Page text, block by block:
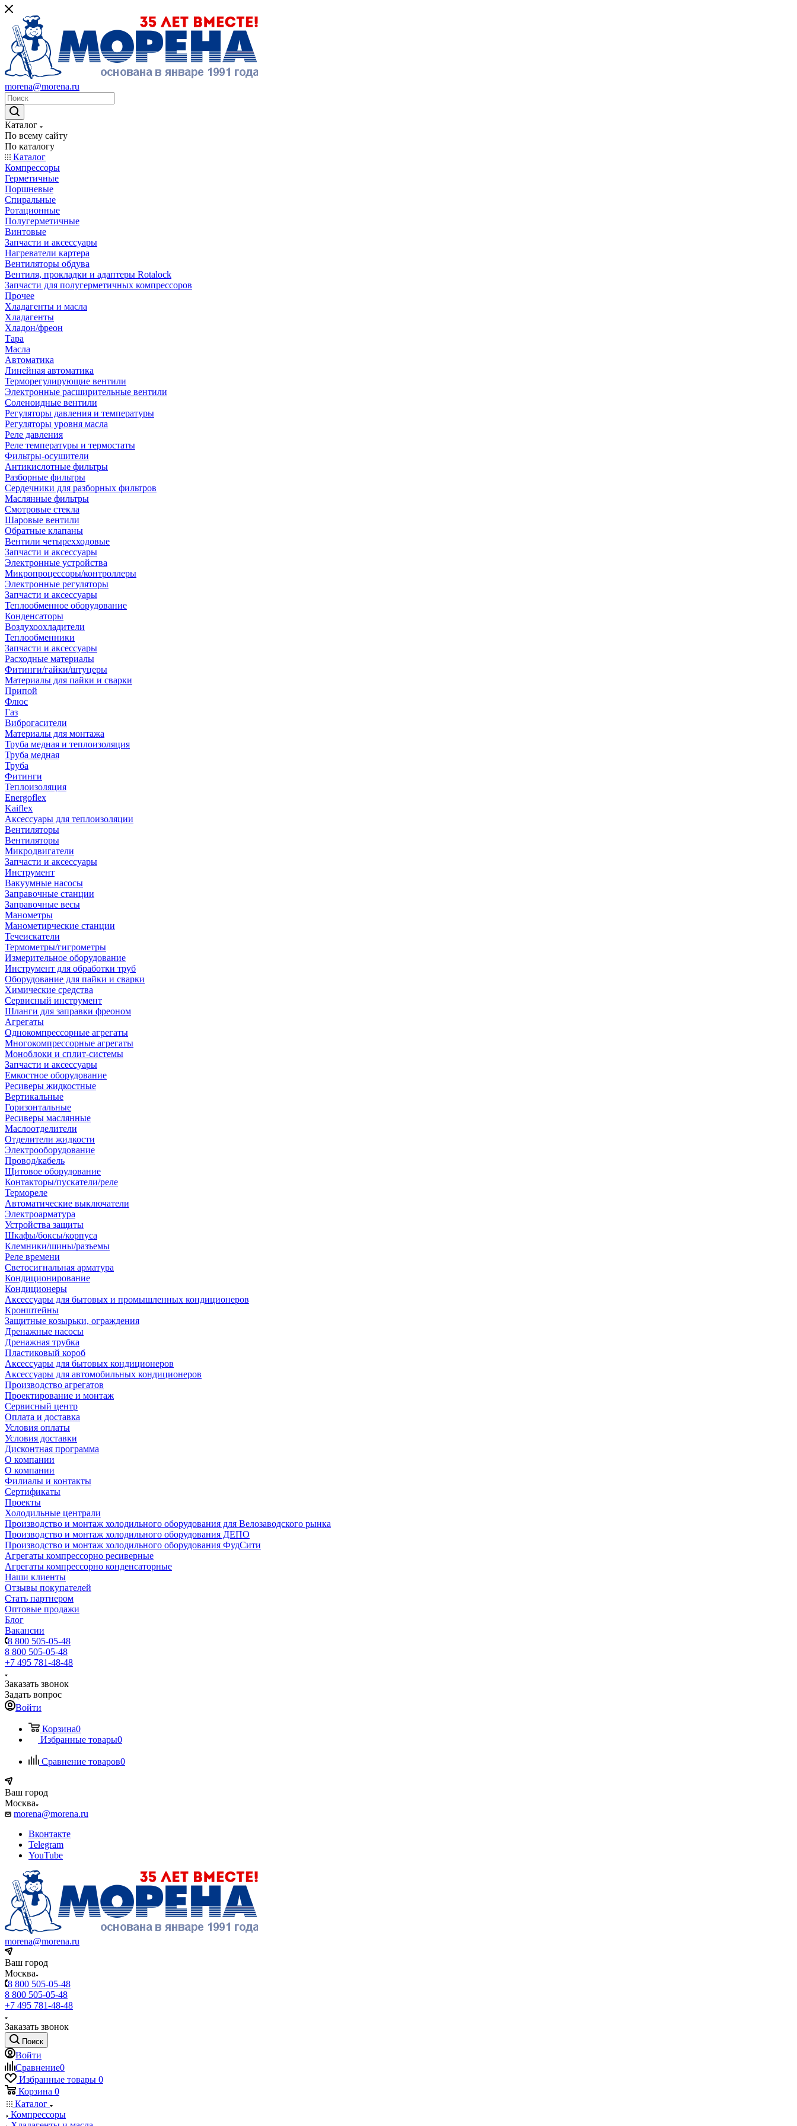
morena@morena.ru
Каталог
По всему сайту
По каталогу
Каталог
Компрессоры
Герметичные
Поршневые
Спиральные
Ротационные
Полугерметичные
Винтовые
Запчасти и аксессуары
Нагреватели картера
Вентиляторы обдува
Вентиля, прокладки и адаптеры Rotalock
Запчасти для полугерметичных компрессоров
Прочее
Хладагенты и масла
Хладагенты
Хладон/фреон
Тара
Масла
Автоматика
Линейная автоматика
Терморегулирующие вентили
Электронные расширительные вентили
Соленоидные вентили
Регуляторы давления и температуры
Регуляторы уровня масла
Реле давления
Реле температуры и термостаты
Фильтры-осушители
Антикислотные фильтры
Разборные фильтры
Сердечники для разборных фильтров
Маслянные фильтры
Смотровые стекла
Шаровые вентили
Обратные клапаны
Вентили четырехходовые
Запчасти и аксессуары
Электронные устройства
Микропроцессоры/контроллеры
Электронные регуляторы
Запчасти и аксессуары
Теплообменное оборудование
Конденсаторы
Воздухоохладители
Теплообменники
Запчасти и аксессуары
Расходные материалы
Фитинги/гайки/штуцеры
Материалы для пайки и сварки
Припой
Флюс
Газ
Виброгасители
Материалы для монтажа
Труба медная и теплоизоляция
Труба медная
Труба
Фитинги
Теплоизоляция
Energoflex
Kaiflex
Аксессуары для теплоизоляции
Вентиляторы
Вентиляторы
Микродвигатели
Запчасти и аксессуары
Инструмент
Вакуумные насосы
Заправочные станции
Заправочные весы
Манометры
Манометирческие станции
Течеискатели
Термометры/гигрометры
Измерительное оборудование
Инструмент для обработки труб
Оборудование для пайки и сварки
Химические средства
Сервисный инструмент
Шланги для заправки фреоном
Агрегаты
Однокомпрессорные агрегаты
Многокомпрессорные агрегаты
Моноблоки и сплит-системы
Запчасти и аксессуары
Емкостное оборудование
Ресиверы жидкостные
Вертикальные
Горизонтальные
Ресиверы маслянные
Маслоотделители
Отделители жидкости
Электрооборудование
Провод/кабель
Щитовое оборудование
Контакторы/пускатели/реле
Термореле
Автоматические выключатели
Электроарматура
Устройства защиты
Шкафы/боксы/корпуса
Клемники/шины/разъемы
Реле времени
Светосигнальная арматура
Кондиционирование
Кондиционеры
Аксессуары для бытовых и промышленных кондиционеров
Кронштейны
Защитные козырьки, ограждения
Дренажные насосы
Дренажная трубка
Пластиковый короб
Аксессуары для бытовых кондиционеров
Аксессуары для автомобильных кондиционеров
Производство агрегатов
Проектирование и монтаж
Сервисный центр
Оплата и доставка
Условия оплаты
Условия доставки
Дисконтная программа
О компании
О компании
Филиалы и контакты
Сертификаты
Проекты
Холодильные централи
Производство и монтаж холодильного оборудования для Велозаводского рынка
Производство и монтаж холодильного оборудования ДЕПО
Производство и монтаж холодильного оборудования ФудСити
Агрегаты компрессорно ресиверные
Агрегаты компрессорно конденсаторные
Наши клиенты
Отзывы покупателей
Стать партнером
Оптовые продажи
Блог
Вакансии
8 800 505-05-48
8 800 505-05-48
+7 495 781-48-48
Заказать звонок
Задать вопрос
Войти
Корзина0
Избранные товары0
Сравнение товаров0
Ваш город
Москва
morena@morena.ru
Вконтакте
Telegram
YouTube
morena@morena.ru
Ваш город
Москва
8 800 505-05-48
8 800 505-05-48
+7 495 781-48-48
Заказать звонок
Поиск
Войти
Сравнение0
Избранные товары 0
Корзина 0
Каталог
Компрессоры